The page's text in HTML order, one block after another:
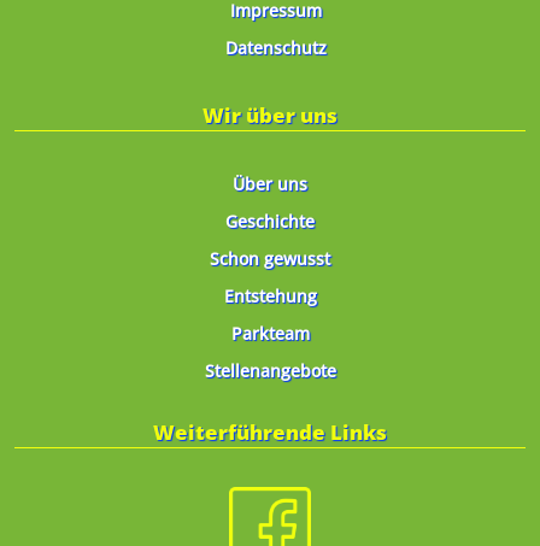
Impressum
Datenschutz
Wir über uns
Über uns
Geschichte
Schon gewusst
Entstehung
Parkteam
Stellenangebote
Weiterführende Links